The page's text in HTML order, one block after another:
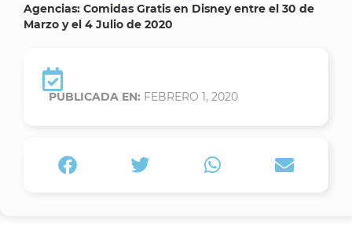
Agencias: Comidas Gratis en Disney entre el 30 de
Marzo y el 4 Julio de 2020
PUBLICADA EN: FEBRERO 1, 2020